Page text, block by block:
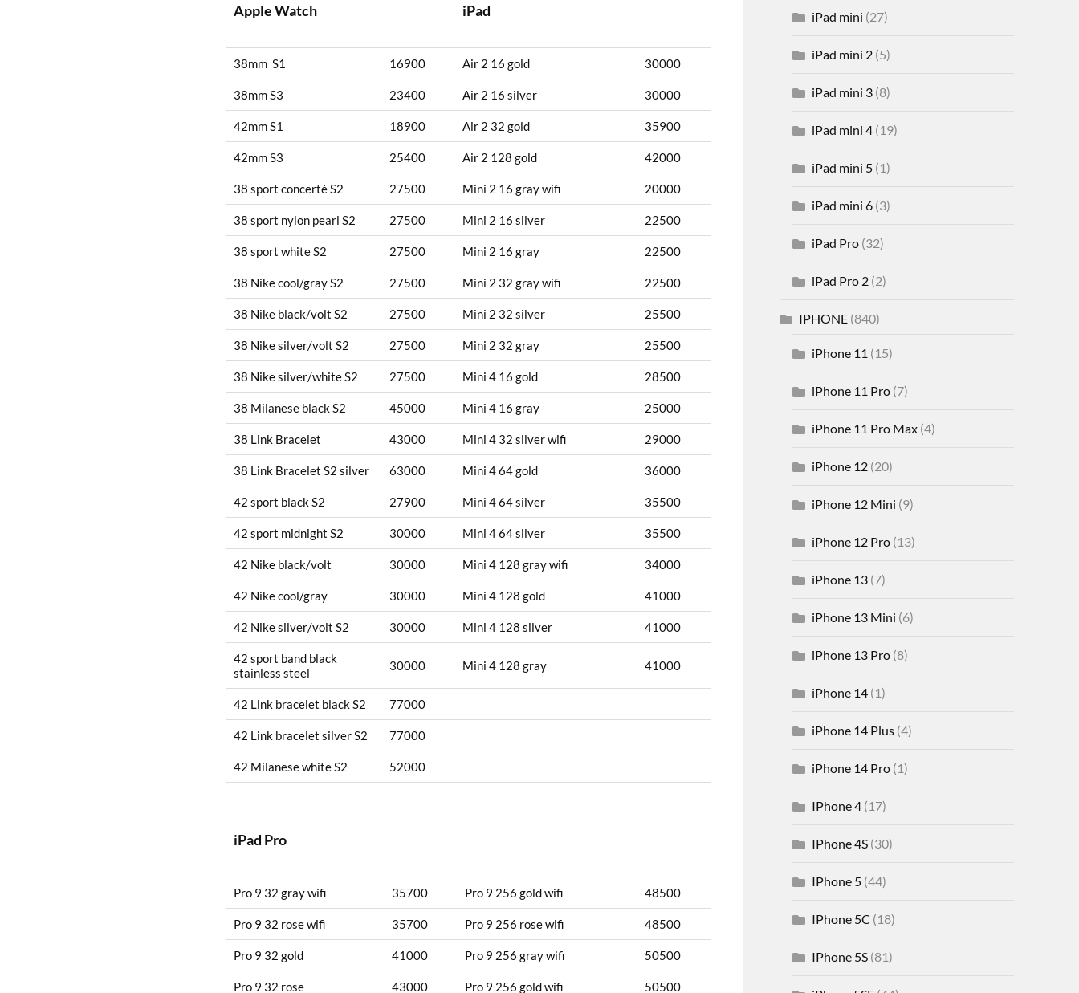
Apple Watch iPad
38mm S1 16900 Air 2 16 gold 30000
38mm S3 23400 Air 2 16 silver 30000
42mm S1 18900 Air 2 32 gold 35900
42mm S3 25400 Air 2 128 gold 42000
38 sport concerté S2 27500 Mini 2 16 gray wifi 20000
38 sport nylon pearl S2 27500 Mini 2 16 silver 22500
38 sport white S2 27500 Mini 2 16 gray 22500
38 Nike cool/gray S2 27500 Mini 2 32 gray wifi 22500
38 Nike black/volt S2 27500 Mini 2 32 silver 25500
38 Nike silver/volt S2 27500 Mini 2 32 gray 25500
38 Nike silver/white S2 27500 Mini 4 16 gold 28500
38 Milanese black S2 45000 Mini 4 16 gray 25000
38 Link Bracelet 43000 Mini 4 32 silver wifi 29000
38 Link Bracelet S2 silver 63000 Mini 4 64 gold 36000
42 sport black S2 27900 Mini 4 64 silver 35500
42 sport midnight S2 30000 Mini 4 64 silver 35500
42 Nike black/volt 30000 Mini 4 128 gray wifi 34000
42 Nike cool/gray 30000 Mini 4 128 gold 41000
42 Nike silver/volt S2 30000 Mini 4 128 silver 41000
42 sport band black
stainless steel
30000 Mini 4 128 gray 41000
42 Link bracelet black S2 77000
42 Link bracelet silver S2 77000
42 Milanese white S2 52000
iPad Pro
Pro 9 32 gray wifi 35700 Pro 9 256 gold wifi 48500
Pro 9 32 rose wifi 35700 Pro 9 256 rose wifi 48500
Pro 9 32 gold 41000 Pro 9 256 gray wifi 50500
Pro 9 32 rose 43000 Pro 9 256 gold wifi 50500
iPad mini (27)
iPad mini 2(5)
iPad mini 3(8)
iPad mini 4(19)
iPad mini 5(1)
iPad mini 6(3)
iPad Pro(32)
iPad Pro 2(2)
IPHONE(840)
iPhone 11 (15)
iPhone 11 Pro(7)
iPhone 11 Pro Max(4)
iPhone 12(20)
iPhone 12 Mini (9)
iPhone 12 Pro(13)
iPhone 13(7)
iPhone 13 Mini (6)
iPhone 13 Pro(8)
iPhone 14(1)
iPhone 14 Plus(4)
iPhone 14 Pro(1)
IPhone 4(17)
IPhone 4S(30)
IPhone 5(44)
IPhone 5C (18)
IPhone 5S(81)